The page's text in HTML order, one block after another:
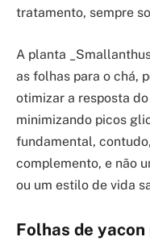
tratamento, sempre
A planta
as folhas para o chá,
otimizar a resposta
minimizando picos
fundamental,
complemento, e não
ou um estilo de vida
Folhas de